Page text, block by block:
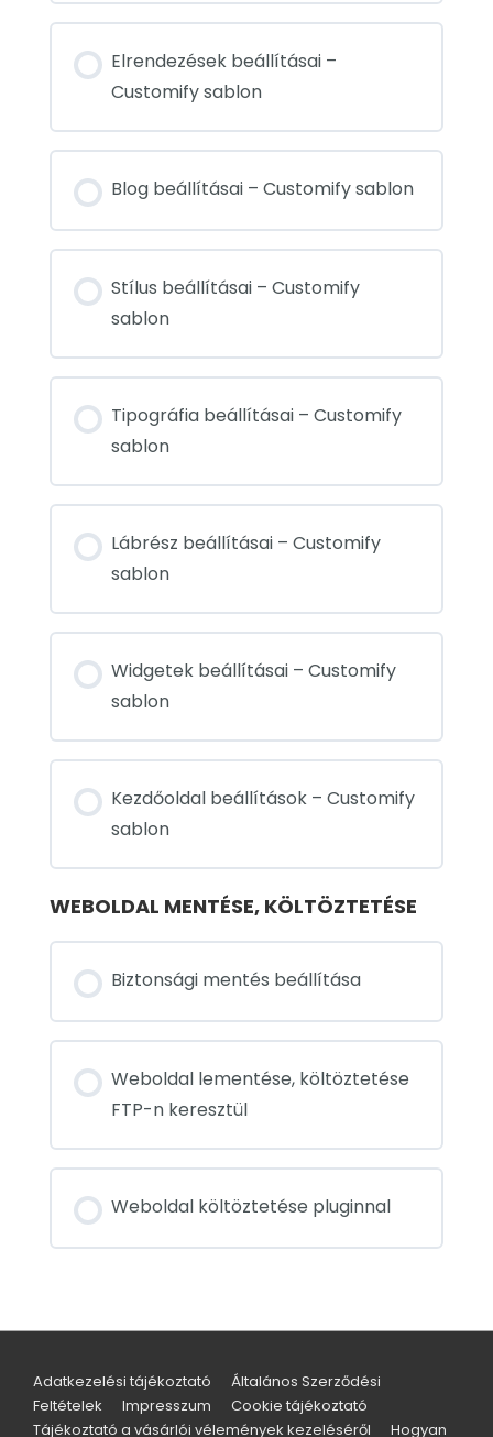
Elrendezések beállításai –
Customify sablon
Blog beállításai – Customify sablon
Stílus beállításai – Customify
sablon
Tipográfia beállításai – Customify
sablon
Lábrész beállításai – Customify
sablon
Widgetek beállításai – Customify
sablon
Kezdőoldal beállítások – Customify
sablon
WEBOLDAL MENTÉSE, KÖLTÖZTETÉSE
Biztonsági mentés beállítása
Weboldal lementése, költöztetése
FTP-n keresztül
Weboldal költöztetése pluginnal
Adatkezelési tájékoztató
Általános Szerződési
Feltételek
Impresszum
Cookie tájékoztató
Tájékoztató a vásárlói vélemények kezeléséről
Hogyan